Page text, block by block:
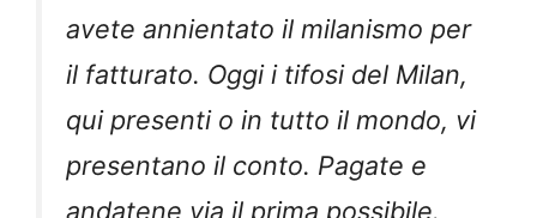
avete annientato il milanismo per
il fatturato. Oggi i tifosi del Milan,
qui presenti o in tutto il mondo, vi
presentano il conto. Pagate e
andatene via il prima possibile.